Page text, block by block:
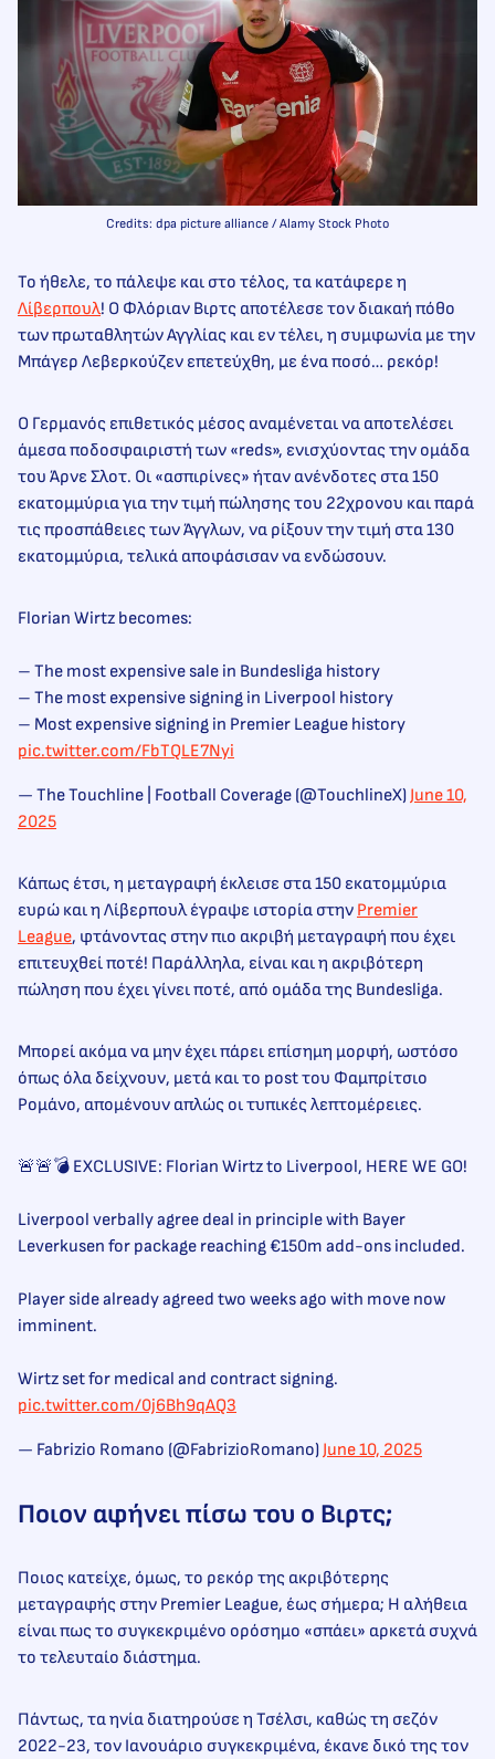
Credits: dpa picture alliance / Alamy Stock Photo
Το ήθελε, το πάλεψε και στο τέλος, τα κατάφερε η
Λίβερπουλ! Ο Φλόριαν Βιρτς αποτέλεσε τον διακαή πόθο
των πρωταθλητών Αγγλίας και εν τέλει, η συμφωνία με την
Μπάγερ Λεβερκούζεν επετεύχθη, με ένα ποσό… ρεκόρ!
Ο Γερμανός επιθετικός μέσος αναμένεται να αποτελέσει
άμεσα ποδοσφαιριστή των «reds», ενισχύοντας την ομάδα
του Άρνε Σλοτ. Οι «ασπιρίνες» ήταν ανένδοτες στα 150
εκατομμύρια για την τιμή πώλησης του 22χρονου και παρά
τις προσπάθειες των Άγγλων, να ρίξουν την τιμή στα 130
εκατομμύρια, τελικά αποφάσισαν να ενδώσουν.
Florian Wirtz becomes:
– The most expensive sale in Bundesliga history
– The most expensive signing in Liverpool history
– Most expensive signing in Premier League history
pic.twitter.com/FbTQLE7Nyi
— The Touchline | Football Coverage (@TouchlineX)June 10,
2025
Κάπως έτσι, η μεταγραφή έκλεισε στα 150 εκατομμύρια
ευρώ και η Λίβερπουλ έγραψε ιστορία στην Premier
League, φτάνοντας στην πιο ακριβή μεταγραφή που έχει
επιτευχθεί ποτέ! Παράλληλα, είναι και η ακριβότερη
πώληση που έχει γίνει ποτέ, από ομάδα της Bundesliga.
Μπορεί ακόμα να μην έχει πάρει επίσημη μορφή, ωστόσο
όπως όλα δείχνουν, μετά και το post του Φαμπρίτσιο
Ρομάνο, απομένουν απλώς οι τυπικές λεπτομέρειες.
🚨🚨💣 EXCLUSIVE: Florian Wirtz to Liverpool, HERE WE GO!
Liverpool verbally agree deal in principle with Bayer
Leverkusen for package reaching €150m add-ons included.
Player side already agreed two weeks ago with move now
imminent.
Wirtz set for medical and contract signing.
pic.twitter.com/0j6Bh9qAQ3
— Fabrizio Romano (@FabrizioRomano)June 10, 2025
Ποιον αφήνει πίσω του ο Βιρτς;
Ποιος κατείχε, όμως, το ρεκόρ της ακριβότερης
μεταγραφής στην Premier League, έως σήμερα; Η αλήθεια
είναι πως το συγκεκριμένο ορόσημο «σπάει» αρκετά συχνά
το τελευταίο διάστημα.
Πάντως, τα ηνία διατηρούσε η Τσέλσι, καθώς τη σεζόν
2022-23, τον Ιανουάριο συγκεκριμένα, έκανε δικό της τον